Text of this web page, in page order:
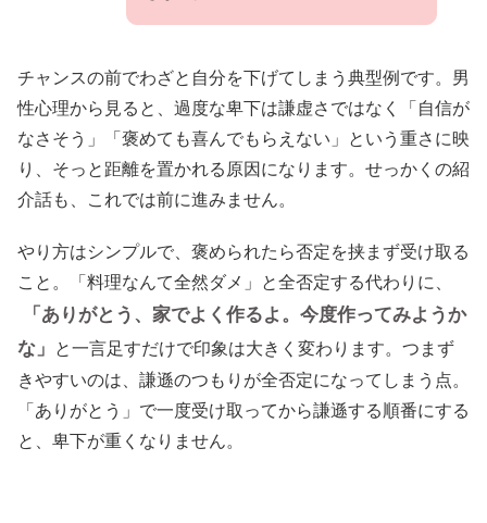
チャンスの前でわざと自分を下げてしまう典型例です。男
性心理から見ると、過度な卑下は謙虚さではなく「自信が
なさそう」「褒めても喜んでもらえない」という重さに映
り、そっと距離を置かれる原因になります。せっかくの紹
介話も、これでは前に進みません。
やり方はシンプルで、褒められたら否定を挟まず受け取る
こと。「料理なんて全然ダメ」と全否定する代わりに、
「ありがとう、家でよく作るよ。今度作ってみようか
な」
と一言足すだけで印象は大きく変わります。つまず
きやすいのは、謙遜のつもりが全否定になってしまう点。
「ありがとう」で一度受け取ってから謙遜する順番にする
と、卑下が重くなりません。